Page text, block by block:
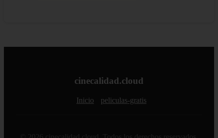
cinecalidad.cloud
Inicio peliculas-gratis